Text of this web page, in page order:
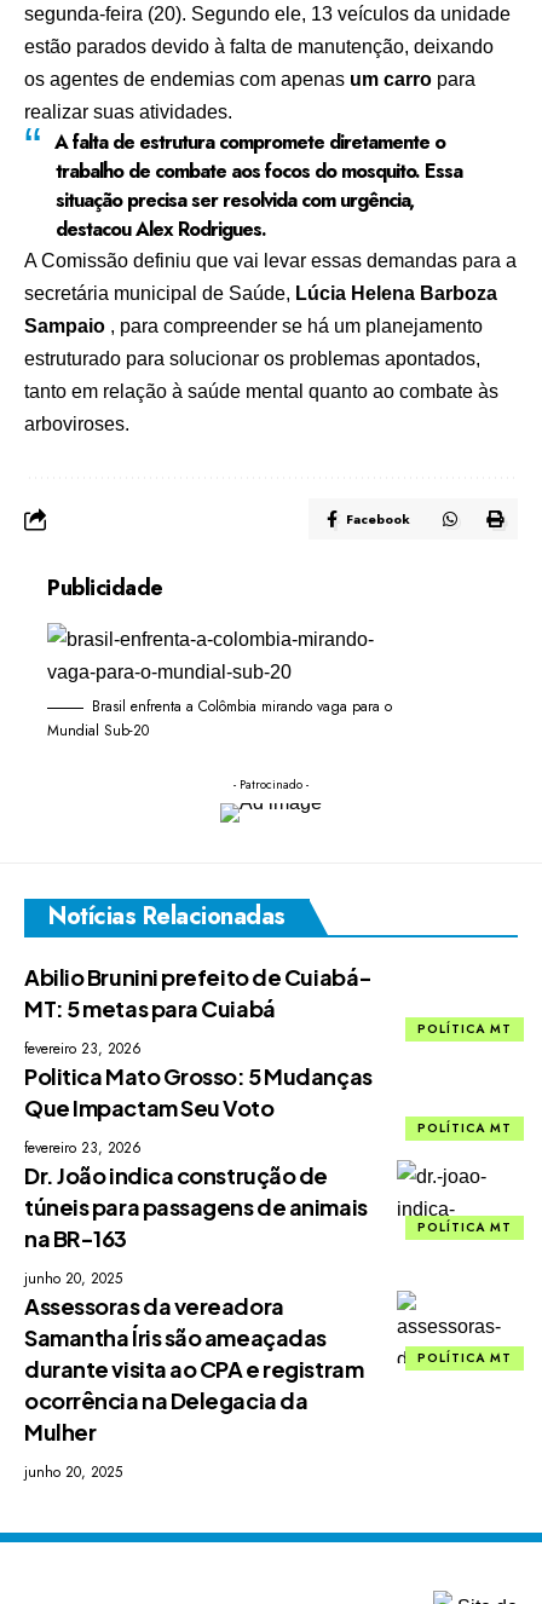
segunda-feira (20). Segundo ele, 13 veículos da unidade
estão parados devido à falta de manutenção, deixando
os agentes de endemias com apenas um carro para
realizar suas atividades.
A falta de estrutura compromete diretamente o
trabalho de combate aos focos do mosquito. Essa
situação precisa ser resolvida com urgência,
destacou Alex Rodrigues.
A Comissão definiu que vai levar essas demandas para a
secretária municipal de Saúde, Lúcia Helena Barboza
Sampaio , para compreender se há um planejamento
estruturado para solucionar os problemas apontados,
tanto em relação à saúde mental quanto ao combate às
arboviroses.
Facebook
Publicidade
Brasil enfrenta a Colômbia mirando vaga para o
Mundial Sub-20
- Patrocinado -
Notícias Relacionadas
POLÍTICA MT
Abilio Brunini prefeito de Cuiabá-
MT: 5 metas para Cuiabá
fevereiro 23, 2026
POLÍTICA MT
Politica Mato Grosso: 5 Mudanças
Que Impactam Seu Voto
fevereiro 23, 2026
POLÍTICA MT
Dr. João indica construção de
túneis para passagens de animais
na BR-163
junho 20, 2025
POLÍTICA MT
Assessoras da vereadora
Samantha Íris são ameaçadas
durante visita ao CPA e registram
ocorrência na Delegacia da
Mulher
junho 20, 2025